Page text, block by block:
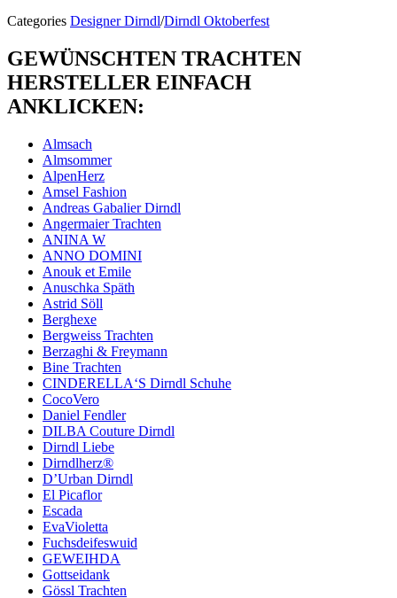
Categories Designer Dirndl/Dirndl Oktoberfest
GEWÜNSCHTEN TRACHTEN
HERSTELLER EINFACH
ANKLICKEN:
Almsach
Almsommer
AlpenHerz
Amsel Fashion
Andreas Gabalier Dirndl
Angermaier Trachten
ANINA W
ANNO DOMINI
Anouk et Emile
Anuschka Späth
Astrid Söll
Berghexe
Bergweiss Trachten
Berzaghi & Freymann
Bine Trachten
CINDERELLA‘S Dirndl Schuhe
CocoVero
Daniel Fendler
DILBA Couture Dirndl
Dirndl Liebe
Dirndlherz®
D’Urban Dirndl
El Picaflor
Escada
EvaVioletta
Fuchsdeifeswuid
GEWEIHDA
Gottseidank
Gössl Trachten